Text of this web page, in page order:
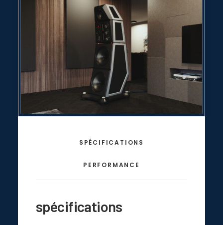
SPÉCIFICATIONS
PERFORMANCE
spécifications